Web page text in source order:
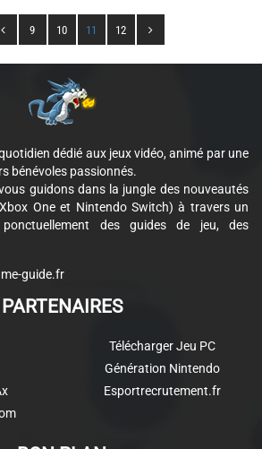
9 10 11 12
dédié aux jeux vidéo, animé par une
bénévoles passionnés.
guidons dans la jungle des nouveautés
One et Nintendo Switch) à travers un
des guides de jeu, des
guide.fr
PARTENAIRES
Télécharger Jeu PC
Génération Nintendo
Esportrecrutement.fr